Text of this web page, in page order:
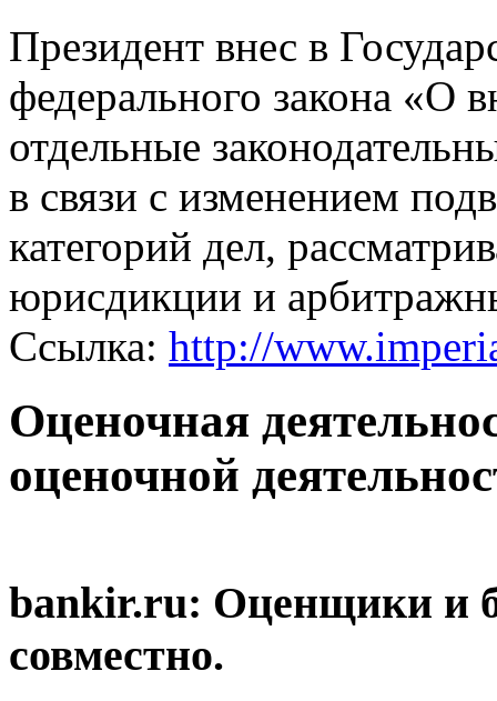
Президент внес в
федерального закона «О
отдельные
в связи с изменением
категорий дел,
юрисдикции и
Ссылка: http://
Оценочная
оценочной
bankir.ru: Оценщики и
совместно.